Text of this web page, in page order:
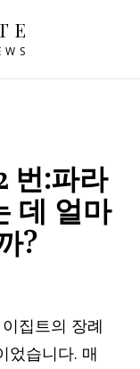
번:파라
데 얼마
?
집트의 장례
었습니다. 매